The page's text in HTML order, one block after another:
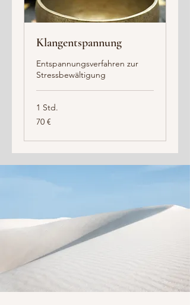
Klangentspannung
Entspannungsverfahren zur
Stressbewältigung
1 Std.
70
Euro
70 €